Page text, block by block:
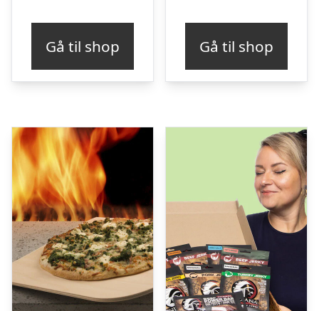
Gå til shop Gå til shop